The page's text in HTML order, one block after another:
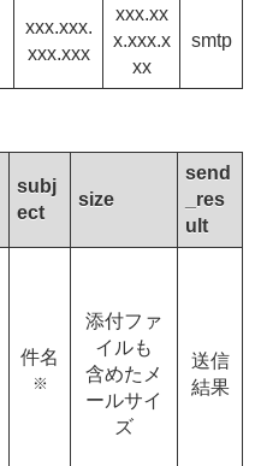
xxx.xxx.
xxx.xxx
xxx.xx
x.xxx.x
xx
smtp
subj
ect
size
send
_res
ult
件名
※
添付ファ
イルも
含めたメ
ールサイ
ズ
送信
結果